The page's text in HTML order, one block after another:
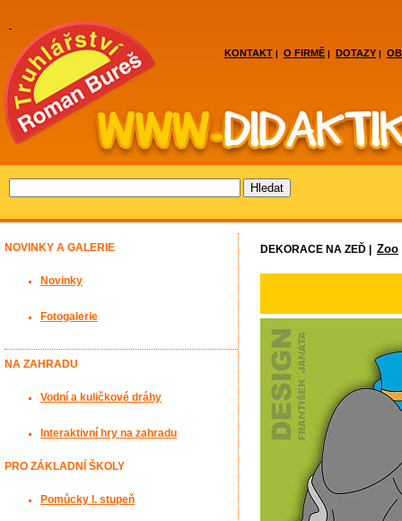
KONTAKT | O FIRMĚ | DOTAZY |
DEKORACE NA ZEĎ | Zoo
NOVINKY A GALERIE
Novinky
Fotogalerie
NA ZAHRADU
Vodní a kuličkové dráhy
Interaktivní hry na zahradu
PRO ZÁKLADNÍ ŠKOLY
Pomůcky I. stupeň